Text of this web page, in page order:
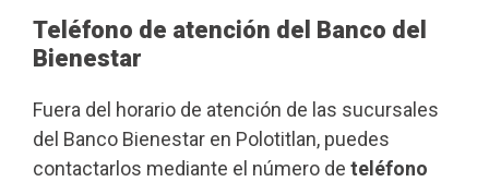
Teléfono de atención del Banco del
Bienestar
Fuera del horario de atención de las sucursales
del Banco Bienestar en Polotitlan, puedes
contactarlos mediante el número de teléfono